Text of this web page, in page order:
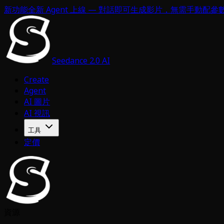
新功能全新 Agent 上線 — 對話即可生成影片，無需手動配參
Seedance 2.0 AI
Create
Agent
AI 圖片
AI 視訊
工具
定價